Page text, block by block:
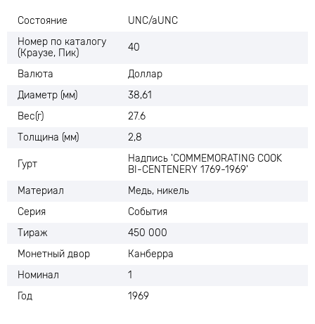
Состояние
UNC/aUNC
Номер по каталогу
(Краузе, Пик)
40
Валюта
Доллар
Диаметр (мм)
38,61
Вес(г)
27.6
Толщина (мм)
2,8
Гурт
Надпись 'COMMEMORATING COOK
BI-CENTENERY 1769-1969'
Материал
Медь, никель
Серия
События
Тираж
450 000
Монетный двор
Канберра
Номинал
1
Год
1969